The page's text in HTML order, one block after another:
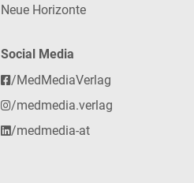
Neue Horizonte
Social Media
/MedMediaVerlag
/medmedia.verlag
/medmedia-at